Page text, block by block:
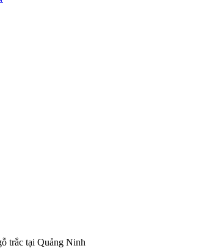
trắc tại Quảng Ninh